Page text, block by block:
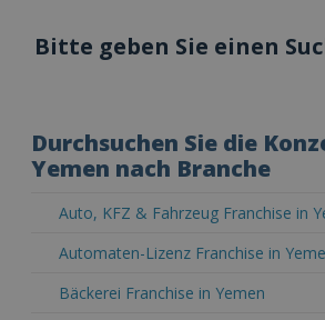
Bitte geben Sie einen
Durchsuchen Sie die
Yemen nach Branche
Auto, KFZ & Fahrzeug Franchise in
Automaten-Lizenz Franchise in
Bäckerei Franchise in Yemen